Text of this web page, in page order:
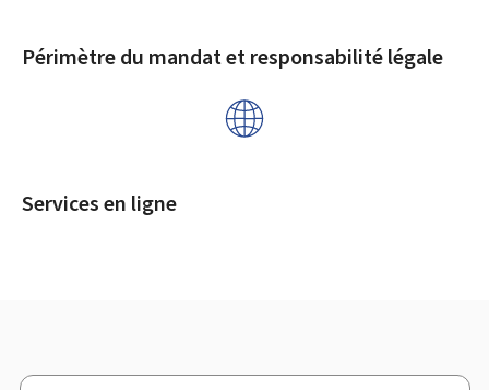
Périmètre du mandat et responsabilité légale
Services en ligne